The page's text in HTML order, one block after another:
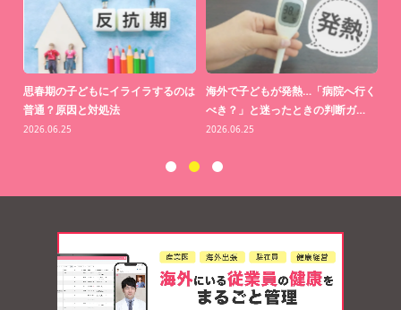
思春期の子どもにイライラするのは
普通？原因と対処法
2026.06.25
海外で子どもが発熱…「病院へ行く
べき？」と迷ったときの判断ガ…
2026.06.25